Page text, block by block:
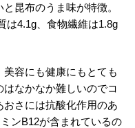
昆布のうま味が特徴。
は4.1g、食物繊維は1.8g
美容にも健康にもとても
なかなか難しいのでコ
さには抗酸化作用のあ
ンB12が含まれているの